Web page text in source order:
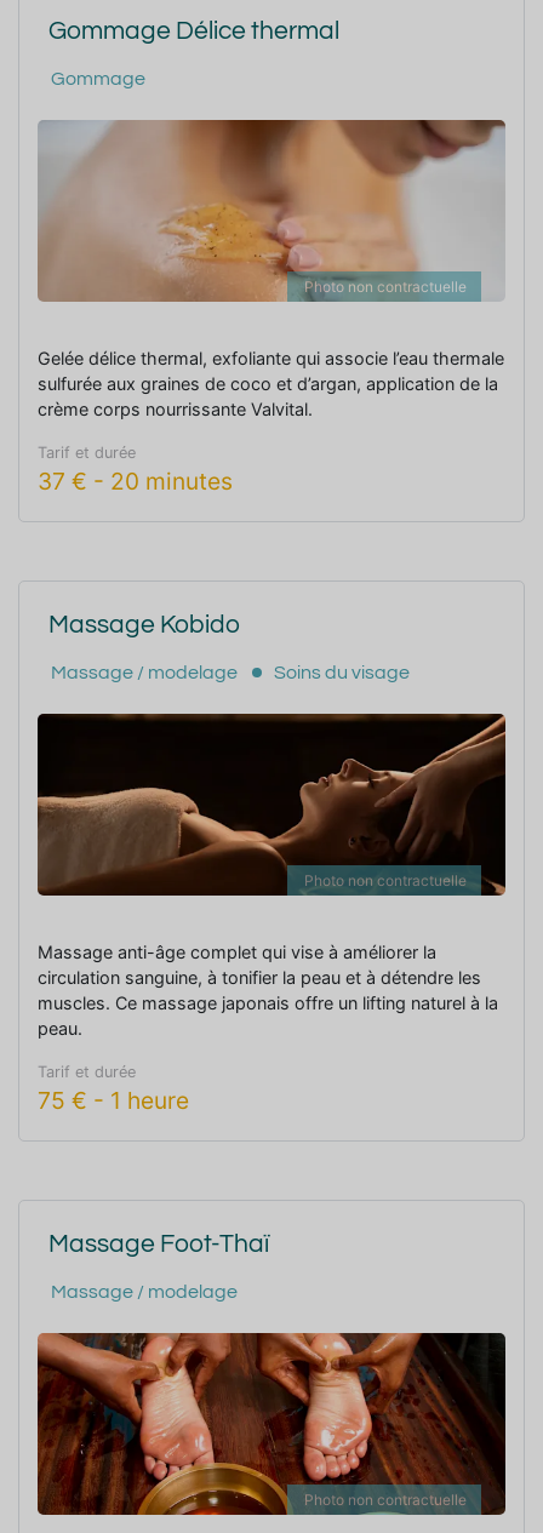
Gommage Délice thermal
Gommage
Photo non contractuelle
Gelée délice thermal, exfoliante qui associe l’eau thermale
sulfurée aux graines de coco et d’argan, application de la
crème corps nourrissante Valvital.
Tarif et durée
37 € - 20 minutes
Massage Kobido
Massage / modelage Soins du visage
Photo non contractuelle
Massage anti-âge complet qui vise à améliorer la
circulation sanguine, à tonifier la peau et à détendre les
muscles. Ce massage japonais offre un lifting naturel à la
peau.
Tarif et durée
75 € - 1 heure
Massage Foot-Thaï
Massage / modelage
Photo non contractuelle